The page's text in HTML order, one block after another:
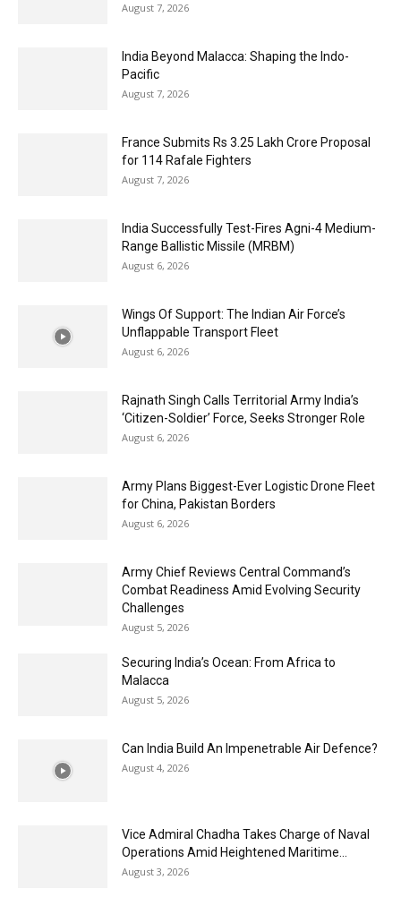
August 7, 2026
India Beyond Malacca: Shaping the Indo-
Pacific
August 7, 2026
France Submits Rs 3.25 Lakh Crore Proposal
for 114 Rafale Fighters
August 7, 2026
India Successfully Test-Fires Agni-4 Medium-
Range Ballistic Missile (MRBM)
August 6, 2026
Wings Of Support: The Indian Air Force’s
Unflappable Transport Fleet
August 6, 2026
Rajnath Singh Calls Territorial Army India’s
‘Citizen-Soldier’ Force, Seeks Stronger Role
August 6, 2026
Army Plans Biggest-Ever Logistic Drone Fleet
for China, Pakistan Borders
August 6, 2026
Army Chief Reviews Central Command’s
Combat Readiness Amid Evolving Security
Challenges
August 5, 2026
Securing India’s Ocean: From Africa to
Malacca
August 5, 2026
Can India Build An Impenetrable Air Defence?
August 4, 2026
Vice Admiral Chadha Takes Charge of Naval
Operations Amid Heightened Maritime...
August 3, 2026